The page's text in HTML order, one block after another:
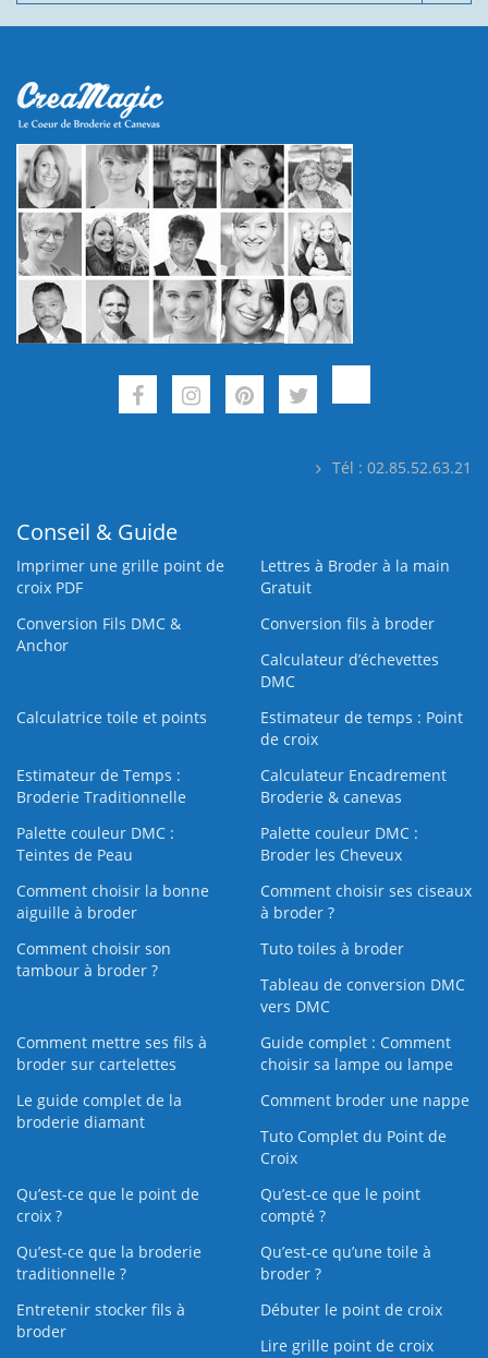
Tél : 02.85.52.63.21
Conseil & Guide
Imprimer une grille point de
croix PDF
Lettres à Broder à la main
Gratuit
Conversion Fils DMC &
Anchor
Conversion fils à broder
Calculateur d’échevettes
DMC
Calculatrice toile et points
Estimateur de temps : Point
de croix
Estimateur de Temps :
Broderie Traditionnelle
Calculateur Encadrement
Broderie & canevas
Palette couleur DMC :
Teintes de Peau
Palette couleur DMC :
Broder les Cheveux
Comment choisir la bonne
aiguille à broder
Comment choisir ses ciseaux
à broder ?
Comment choisir son
tambour à broder ?
Tuto toiles à broder
Tableau de conversion DMC
vers DMC
Comment mettre ses fils à
broder sur cartelettes
Guide complet : Comment
choisir sa lampe ou lampe
Le guide complet de la
broderie diamant
Comment broder une nappe
Tuto Complet du Point de
Croix
Qu’est-ce que le point de
croix ?
Qu’est-ce que le point
compté ?
Qu’est-ce que la broderie
traditionnelle ?
Qu’est‑ce qu’une toile à
broder ?
Entretenir stocker fils à
broder
Débuter le point de croix
Lire grille point de croix